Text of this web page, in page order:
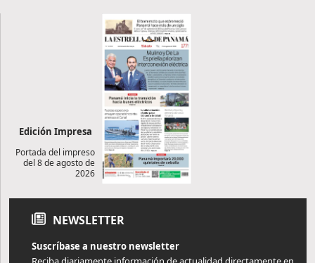
Edición Impresa
Portada del impreso
del 8 de agosto de
2026
NEWSLETTER
Suscríbase a nuestro newsletter